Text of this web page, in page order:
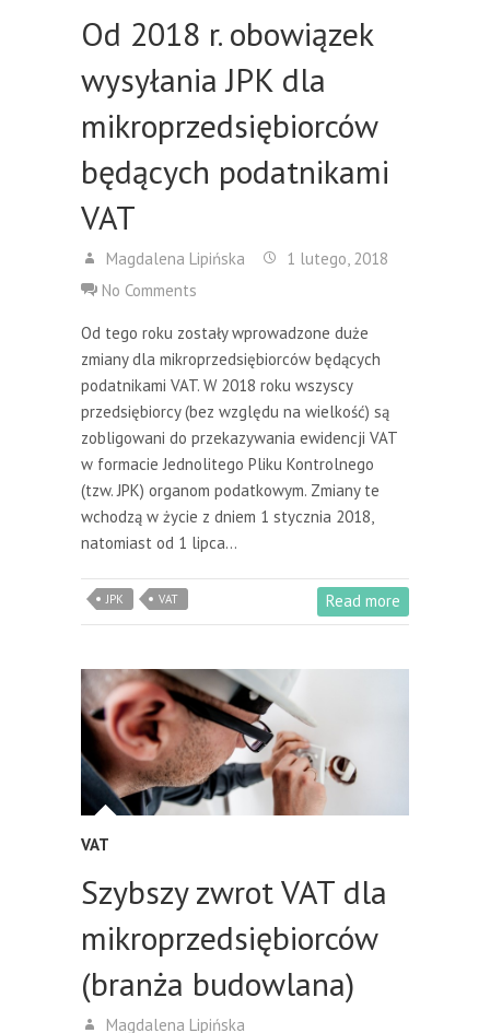
Od 2018 r. obowiązek
wysyłania JPK dla
mikroprzedsiębiorców
będących podatnikami
VAT
Magdalena Lipińska
1 lutego, 2018
No Comments
Od tego roku zostały wprowadzone duże
zmiany dla mikroprzedsiębiorców będących
podatnikami VAT. W 2018 roku wszyscy
przedsiębiorcy (bez względu na wielkość) są
zobligowani do przekazywania ewidencji VAT
w formacie Jednolitego Pliku Kontrolnego
(tzw. JPK) organom podatkowym. Zmiany te
wchodzą w życie z dniem 1 stycznia 2018,
natomiast od 1 lipca…
JPK VAT Read more
VAT
Szybszy zwrot VAT dla
mikroprzedsiębiorców
(branża budowlana)
Magdalena Lipińska